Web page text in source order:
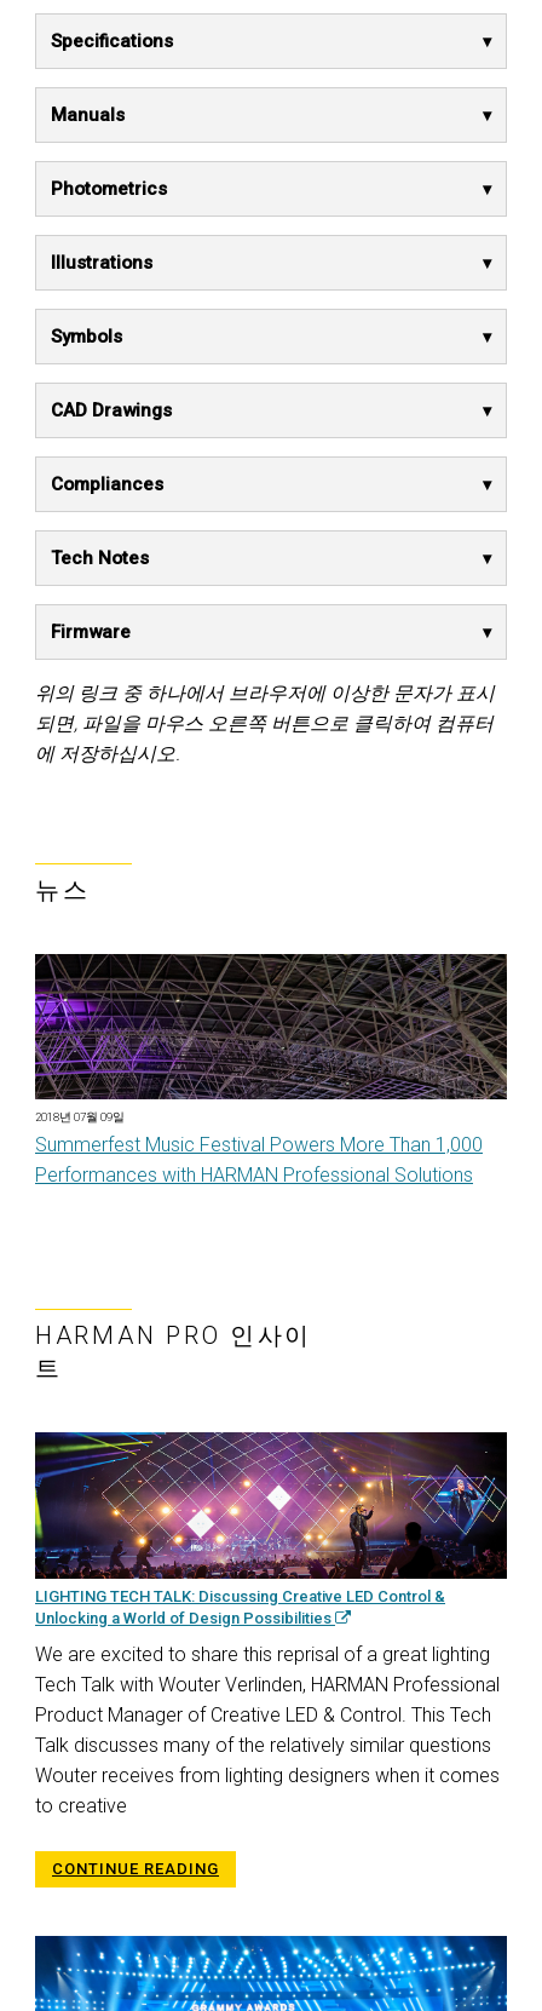
Specifications
Manuals
Photometrics
Illustrations
Symbols
CAD Drawings
Compliances
Tech Notes
Firmware
위의 링크 중 하나에서 브라우저에 이상한 문자가 표시
되면, 파일을 마우스 오른쪽 버튼으로 클릭하여 컴퓨터
에 저장하십시오.
뉴스
2018년 07월 09일
Summerfest Music Festival Powers More Than 1,000
Performances with HARMAN Professional Solutions
HARMAN PRO 인사이
트
LIGHTING TECH TALK: Discussing Creative LED Control &
Unlocking a World of Design Possibilities
We are excited to share this reprisal of a great lighting
Tech Talk with Wouter Verlinden, HARMAN Professional
Product Manager of Creative LED & Control. This Tech
Talk discusses many of the relatively similar questions
Wouter receives from lighting designers when it comes
to creative
CONTINUE READING